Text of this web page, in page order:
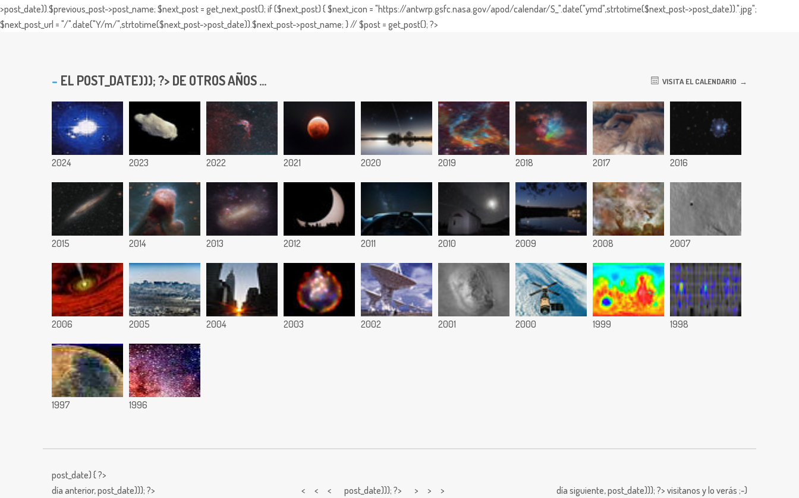
>post_date)).$previous_post->post_name; $next_post = get_next_post(); if ($next_post) { $next_icon = "https://antwrp.gsfc.nasa.gov/apod/calendar/S_".date("ymd",strtotime($next_post->post_date)).".jpg";
$next_post_url = "/".date("Y/m/",strtotime($next_post->post_date)).$next_post->post_name; } // $post = get_post(); ?>
EL POST_DATE))); ?> DE OTROS AÑOS ... VISITA EL CALENDARIO
2024 2023 2022 2021 2020 2019 2018 2017 2016
2015 2014 2013 2012 2011 2010 2009 2008 2007
2006 2005 2004 2003 2002 2001 2000 1999 1998
1997 1996
post_date) { ?>
día anterior,post_date))); ?> < < < post_date))); ?> > > > día siguiente,post_date))); ?> visitanos y lo verás ;-)